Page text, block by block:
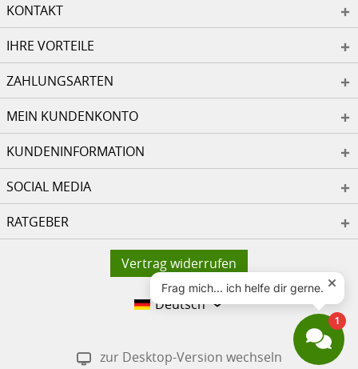
KONTAKT
IHRE VORTEILE
ZAHLUNGSARTEN
MEIN KUNDENKONTO
KUNDENINFORMATION
SOCIAL MEDIA
RATGEBER
Vertrag widerrufen
Deutsch
zur Desktop-Version wechseln